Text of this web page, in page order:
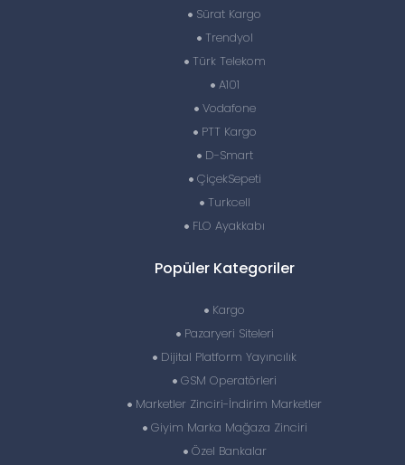
Sürat Kargo
Trendyol
Türk Telekom
A101
Vodafone
PTT Kargo
D-Smart
ÇiçekSepeti
Turkcell
FLO Ayakkabı
Popüler Kategoriler
Kargo
Pazaryeri Siteleri
Dijital Platform Yayıncılık
GSM Operatörleri
Marketler Zinciri-İndirim Marketler
Giyim Marka Mağaza Zinciri
Özel Bankalar